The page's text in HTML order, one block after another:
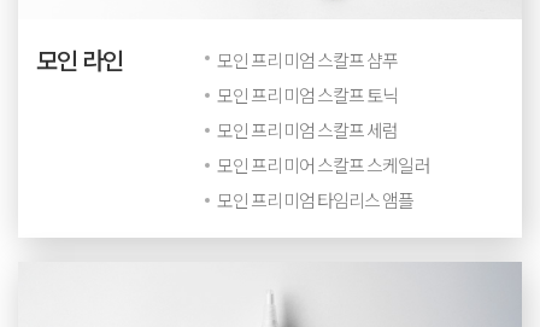
모인 라인
모인 프리미엄 스칼프 샴푸
모인 프리미엄 스칼프 토닉
모인 프리미엄 스칼프 세럼
모인 프리미어 스칼프 스케일러
모인 프리미엄 타임리스 앰플